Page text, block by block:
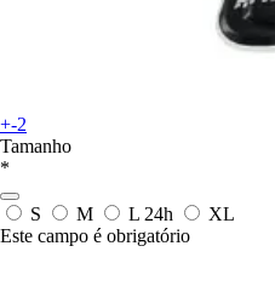
+-2
Tamanho
*
S M L 24h
XL
Este campo é obrigatório